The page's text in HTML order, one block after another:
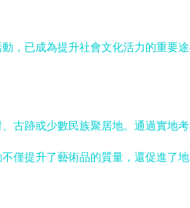
，已成為提升社會文化活力的重要
古跡或少數民族聚居地。通過實地考
僅提升了藝術品的質量，還促進了